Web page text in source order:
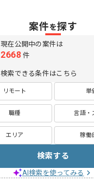
案件を探す
現在公開中の案件は
2668 件
検索できる条件はこちら
リモート 単
職種 言語・
エリア 稼働
検索する
AI検索を使ってみる